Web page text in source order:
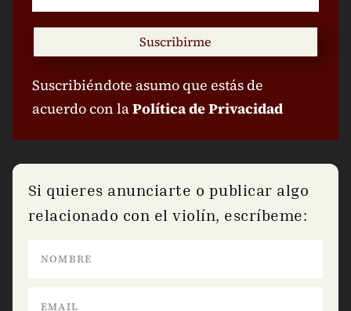
Suscribirme
Suscribiéndote asumo que estás de
acuerdo con laPolítica de Privacidad
Si quieres anunciarte o publicar algo
relacionado con el violín, escríbeme: